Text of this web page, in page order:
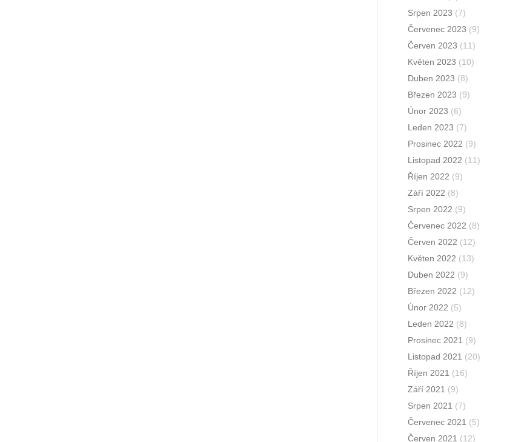
Srpen 2023 (7)
Červenec 2023 (9)
Červen 2023 (11)
Květen 2023 (10)
Duben 2023 (8)
Březen 2023 (9)
Únor 2023 (6)
Leden 2023 (7)
Prosinec 2022 (9)
Listopad 2022 (11)
Říjen 2022 (9)
Září 2022 (8)
Srpen 2022 (9)
Červenec 2022 (8)
Červen 2022 (12)
Květen 2022 (13)
Duben 2022 (9)
Březen 2022 (12)
Únor 2022 (5)
Leden 2022 (8)
Prosinec 2021 (9)
Listopad 2021 (20)
Říjen 2021 (16)
Září 2021 (9)
Srpen 2021 (7)
Červenec 2021 (5)
Červen 2021 (12)